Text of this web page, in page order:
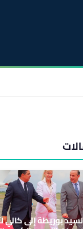
بوريطة إلى كالي